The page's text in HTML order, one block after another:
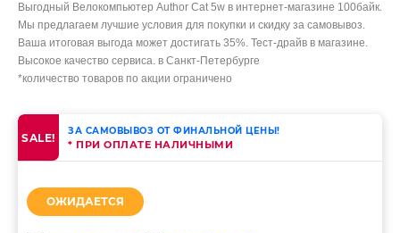
Выгодный Велокомпьютер Author Cat 5w в интернет-магазине 100байк.
Мы предлагаем лучшие условия для покупки и скидку за самовывоз.
Ваша итоговая выгода может достигать 35%. Тест-драйв в магазине.
Высокое качество сервиса. в Санкт-Петербурге
*количество товаров по акции ограничено
SALE! ЗА САМОВЫВОЗ ОТ ФИНАЛЬНОЙ ЦЕНЫ!
* ПРИ ОПЛАТЕ НАЛИЧНЫМИ
ОЖИДАЕТСЯ